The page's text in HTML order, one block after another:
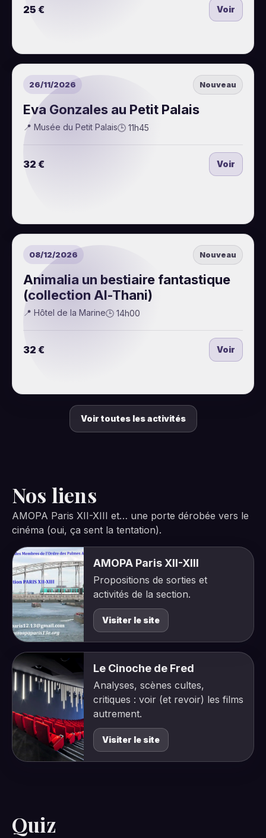
25 € Voir
26/11/2026 Nouveau
Eva Gonzales au Petit Palais
📍 Musée du Petit Palais🕒 11h45
32 € Voir
08/12/2026 Nouveau
Animalia un bestiaire fantastique
(collection Al-Thani)
📍 Hôtel de la Marine🕒 14h00
32 € Voir
Voir toutes les activités
Nos liens
AMOPA Paris XII-XIII et… une porte dérobée vers le
cinéma (oui, ça sent la tentation).
AMOPA Paris XII-XIII
Propositions de sorties et
activités de la section.
Visiter le site
Le Cinoche de Fred
Analyses, scènes cultes,
critiques : voir (et revoir) les films
autrement.
Visiter le site
Quiz